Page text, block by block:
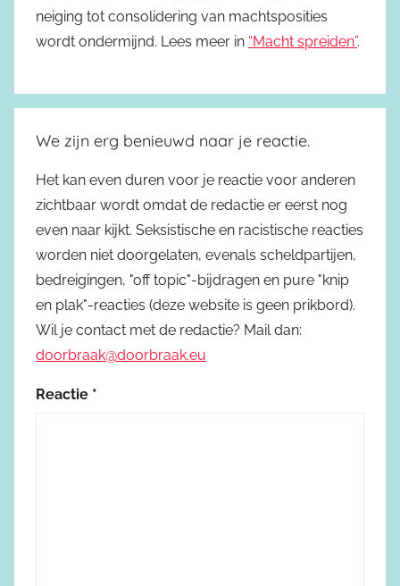
neiging tot consolidering van machtsposities
wordt ondermijnd. Lees meer in “Macht spreiden”.
We zijn erg benieuwd naar je reactie.
Het kan even duren voor je reactie voor anderen
zichtbaar wordt omdat de redactie er eerst nog
even naar kijkt. Seksistische en racistische reacties
worden niet doorgelaten, evenals scheldpartijen,
bedreigingen, "off topic"-bijdragen en pure "knip
en plak"-reacties (deze website is geen prikbord).
Wil je contact met de redactie? Mail dan:
doorbraak@doorbraak.eu
Reactie *